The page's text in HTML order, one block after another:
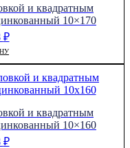
и квадратным
10×170
₽
и квадратным
10×160
₽